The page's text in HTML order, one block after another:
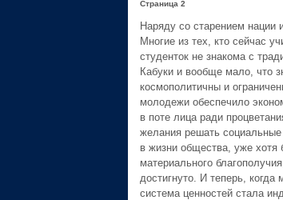
Страница 2
Наряду со старением нации
Многие из тех, кто сейчас
студенток не знакома с
Кабуки и вообще мало, что
космополитичны и
молодежи обеспечило
в поте лица ради
желания решать
в жизни общества, уже хотя
материального
достигнуто. И теперь,
система ценностей стала